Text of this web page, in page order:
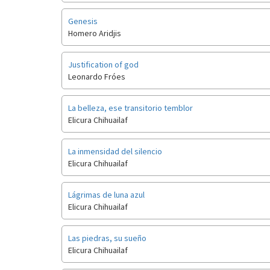
Genesis
Homero Aridjis
Justification of god
Leonardo Fróes
La belleza, ese transitorio temblor
Elicura Chihuailaf
La inmensidad del silencio
Elicura Chihuailaf
Lágrimas de luna azul
Elicura Chihuailaf
Las piedras, su sueño
Elicura Chihuailaf